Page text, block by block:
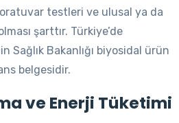
testleri ve ulusal ya da
şarttır. Türkiye’de
Sağlık Bakanlığı biyosidal ürün
belgesidir.
ve Enerji Tüketimi